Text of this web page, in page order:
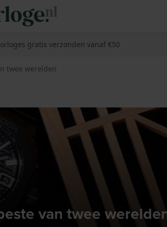
gratis verzonden vanaf €50
twee werelden
van twee